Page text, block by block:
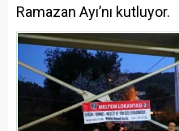
Ramazan Ayı’nı kutluyor.